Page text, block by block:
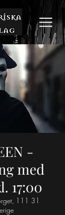
-
med
17:00
111 31